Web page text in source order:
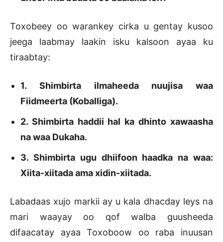
Toxobeey oo warankey cirka u gentay kusoo
jeega laabmay laakin isku kalsoon ayaa ku
tiraabtay:
1. Shimbirta ilmaheeda nuujisa waa
Fiidmeerta (Koballiga).
2. Shimbirta haddii hal ka dhinto xawaasha
na waa Dukaha.
3. Shimbirta ugu dhiifoon haadka na waa:
Xiita-xiitada ama xidin-xiitada.
Labadaas xujo markii ay u kala dhacday leys na
mari waayay oo qof walba guusheeda
difaacatay ayaa Toxoboow oo raba inuusan